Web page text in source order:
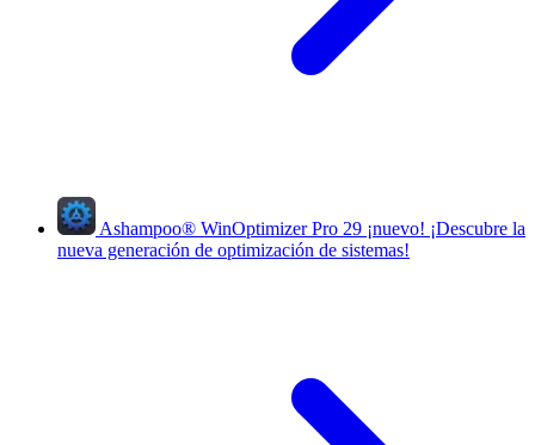
Ashampoo® WinOptimizer Pro 29 ¡nuevo! ¡Descubre la
nueva generación de optimización de sistemas!